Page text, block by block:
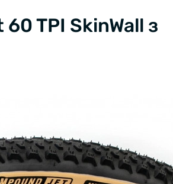
TPI SkinWall з